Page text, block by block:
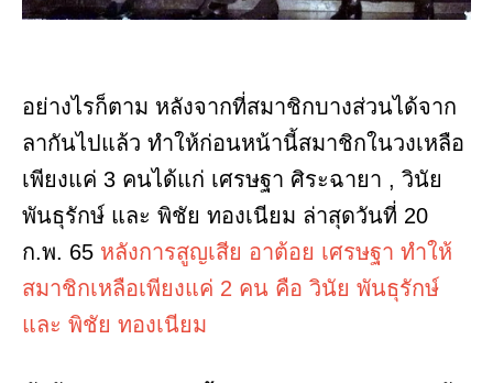
อย่างไรก็ตาม หลังจากที่สมาชิกบางส่วนได้จาก
ลากันไปแล้ว ทำให้ก่อนหน้านี้สมาชิกในวงเหลือ
เพียงแค่ 3 คนได้แก่ เศรษฐา ศิระฉายา , วินัย
พันธุรักษ์ และ พิชัย ทองเนียม ล่าสุดวันที่ 20
ก.พ. 65 หลังการสูญเสีย อาต้อย เศรษฐา ทำให้
สมาชิกเหลือเพียงแค่ 2 คน คือ วินัย พันธุรักษ์
และ พิชัย ทองเนียม